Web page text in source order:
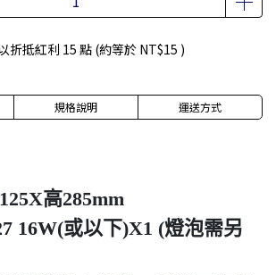
折抵紅利 15 點 (約等於 NT$15 )
規格說明 運送方式
高285mm
16W(或以下)X1 (燈泡需另